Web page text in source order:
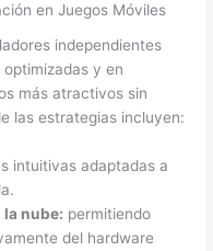
en Juegos Móviles
independientes
y en
más atractivos sin
las estrategias incluyen:
intuitivas adaptadas a
nube: permitiendo
del hardware